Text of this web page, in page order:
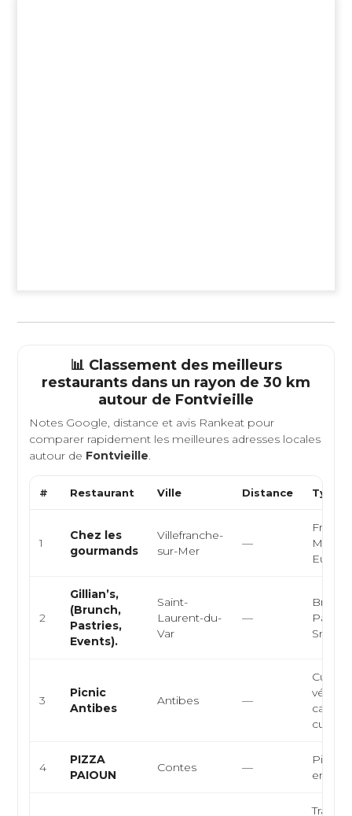
📊 Classement des meilleurs
restaurants dans un rayon de 30 km
autour de Fontvieille
Notes Google, distance et avis Rankeat pour
comparer rapidement les meilleures adresses locales
autour de Fontvieille.
# Restaurant Ville Distance Type
1
Chez les
gourmands
Villefranche-
sur-Mer
—
2
Gillian’s,
(Brunch,
Pastries,
Events).
Saint-
Laurent-du-
Var
—
3
Picnic
Antibes
Antibes —
Cuisine
café
4
PIZZA
PAIOUN
Contes —